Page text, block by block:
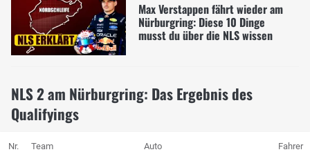
Max Verstappen fährt wieder am
Nürburgring: Diese 10 Dinge
musst du über die NLS wissen
NLS 2 am Nürburgring: Das Ergebnis des
Qualifyings
Nr. Team Auto Fahrer